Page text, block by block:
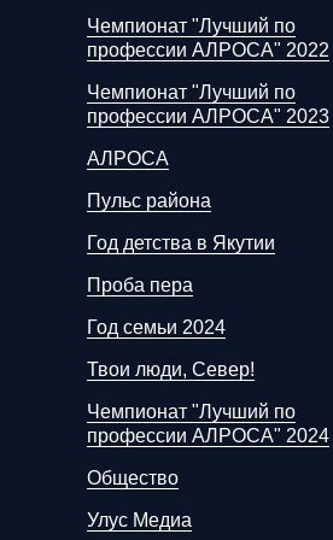
Чемпионат "Лучший по
профессии АЛРОСА" 2022
Чемпионат "Лучший по
профессии АЛРОСА" 2023
АЛРОСА
Пульс района
Год детства в Якутии
Проба пера
Год семьи 2024
Твои люди, Север!
Чемпионат "Лучший по
профессии АЛРОСА" 2024
Общество
Улус Медиа